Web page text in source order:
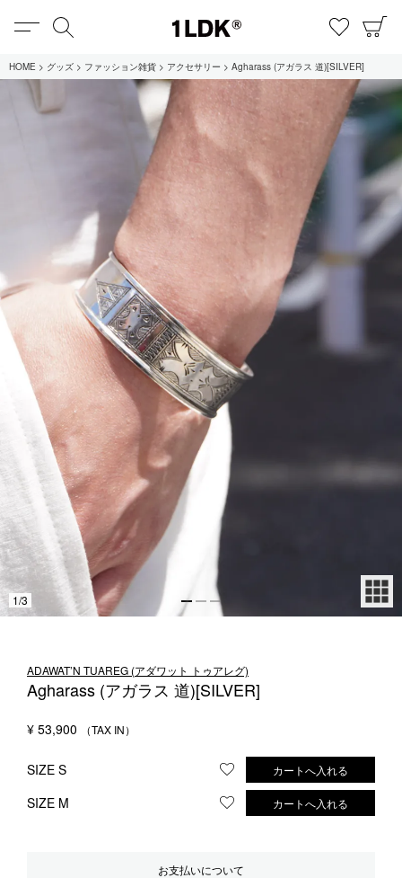
MENU お気に
全てのアイテム
限定
セール
全てのブランド
UNIVERSAL PRODUCTS.
EVCON
MY___
1LDK STAND
SEARCH
HOME グッズ ファッション雑貨 アクセサリー Agharass (アガラス 道)[SILVER]
1/3
ADAWAT’N TUAREG (アダワット トゥアレグ)
Agharass (アガラス 道)[SILVER]
¥ 53,900
SIZE S お気に入りに登録する
カートへ入れる
SIZE M お気に入りに登録する
カートへ入れる
お支払いについて